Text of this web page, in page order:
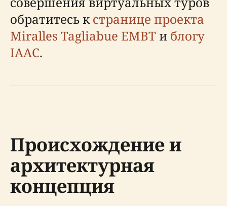
обратитесь кстранице проекта
Miralles Tagliabue EMBT и блогу
IAAC.
Происхождение и
архитектурная
концепция